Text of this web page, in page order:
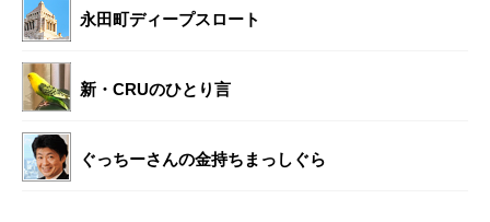
永田町ディープスロート
新・CRUのひとり言
ぐっちーさんの金持ちまっしぐら